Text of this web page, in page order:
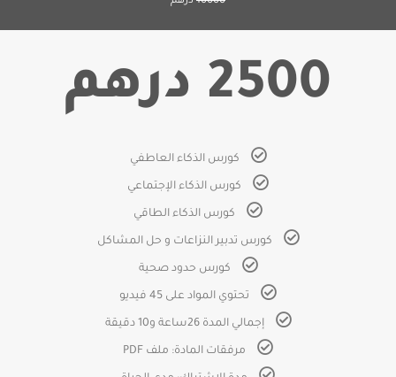
2500 درهم
كورس الذكاء العاطفي
كورس الذكاء الإجتماعي
كورس الذكاء الطاقي
كورس تدبير النزاعات و حل المشاكل
كورس حدود صحية
تحتوي المواد على 45 فيديو
إجمالي المدة 26ساعة و10 دقيقة
مرفقات المادة: ملف PDF